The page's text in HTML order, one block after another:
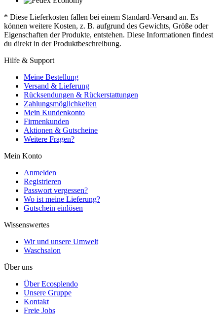
* Diese Lieferkosten fallen bei einem Standard-Versand an. Es
können weitere Kosten, z. B. aufgrund des Gewichts, Größe oder
Eigenschaften der Produkte, entstehen. Diese Informationen findest
du direkt in der Produktbeschreibung.
Hilfe & Support
Meine Bestellung
Versand & Lieferung
Rücksendungen & Rückerstattungen
Zahlungsmöglichkeiten
Mein Kundenkonto
Firmenkunden
Aktionen & Gutscheine
Weitere Fragen?
Mein Konto
Anmelden
Registrieren
Passwort vergessen?
Wo ist meine Lieferung?
Gutschein einlösen
Wissenswertes
Wir und unsere Umwelt
Waschsalon
Über uns
Über Ecosplendo
Unsere Gruppe
Kontakt
Freie Jobs